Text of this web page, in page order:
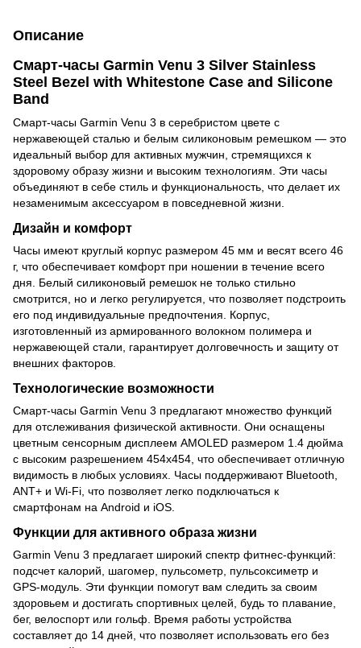
Описание
Смарт-часы Garmin Venu 3 Silver Stainless
Steel Bezel with Whitestone Case and Silicone
Band
Смарт-часы Garmin Venu 3 в серебристом цвете с
нержавеющей сталью и белым силиконовым ремешком — это
идеальный выбор для активных мужчин, стремящихся к
здоровому образу жизни и высоким технологиям. Эти часы
объединяют в себе стиль и функциональность, что делает их
незаменимым аксессуаром в повседневной жизни.
Дизайн и комфорт
Часы имеют круглый корпус размером 45 мм и весят всего 46
г, что обеспечивает комфорт при ношении в течение всего
дня. Белый силиконовый ремешок не только стильно
смотрится, но и легко регулируется, что позволяет подстроить
его под индивидуальные предпочтения. Корпус,
изготовленный из армированного волокном полимера и
нержавеющей стали, гарантирует долговечность и защиту от
внешних факторов.
Технологические возможности
Смарт-часы Garmin Venu 3 предлагают множество функций
для отслеживания физической активности. Они оснащены
цветным сенсорным дисплеем AMOLED размером 1.4 дюйма
с высоким разрешением 454x454, что обеспечивает отличную
видимость в любых условиях. Часы поддерживают Bluetooth,
ANT+ и Wi-Fi, что позволяет легко подключаться к
смартфонам на Android и iOS.
Функции для активного образа жизни
Garmin Venu 3 предлагает широкий спектр фитнес-функций:
подсчет калорий, шагомер, пульсометр, пульсоксиметр и
GPS-модуль. Эти функции помогут вам следить за своим
здоровьем и достигать спортивных целей, будь то плавание,
бег, велоспорт или гольф. Время работы устройства
составляет до 14 дней, что позволяет использовать его без